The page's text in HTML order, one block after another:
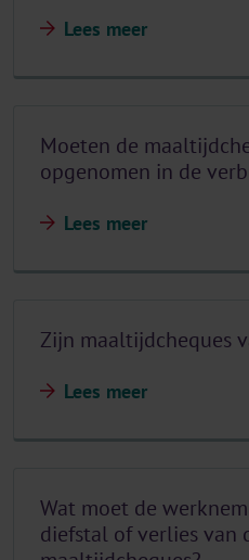
Lees meer
Moeten de
opgenomen in de
Lees meer
Zijn maaltijdcheques
Lees meer
Wat moet de
diefstal of verlies van